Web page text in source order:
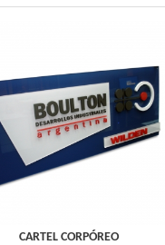
CARTEL CORPÓREO